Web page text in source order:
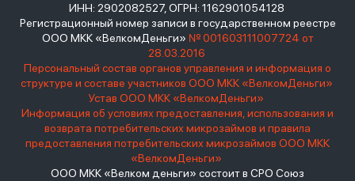
ИНН: 2902082527, ОГРН: 1162901054128
Регистрационный номер записи в государственном реестре
ООО МКК «ВелкомДеньги» № 001603111007724 от
28.03.2016
Персональный состав органов управления и информация о
структуре и составе участников ООО МКК «ВелкомДеньги»
Устав ООО МКК «ВелкомДеньги»
Информация об условиях предоставления, использования и
возврата потребительских микрозаймов и правила
предоставления потребительских микрозаймов ООО МКК
«ВелкомДеньги»
ООО МКК «Велком деньги» состоит в СРО Союз